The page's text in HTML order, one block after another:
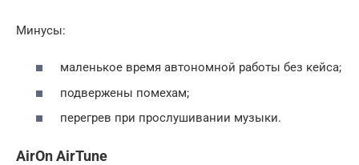
Минусы:
маленькое время автономной работы без кейса;
подвержены помехам;
перегрев при прослушивании музыки.
AirOn AirTune